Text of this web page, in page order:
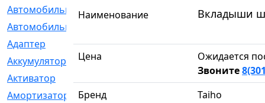
Автомобильное
[6]
Автомобильный
Адаптер
[3]
Аккумулятор
Активатор
Амортизатор
[608]
Наименование Вкладыши
Цена
Ожидается
Звоните
Бренд
Taiho